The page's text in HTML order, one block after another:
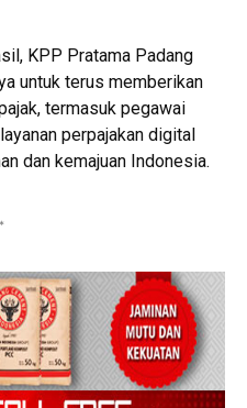
KPP Pratama Padang
untuk terus memberikan
termasuk pegawai
perpajakan digital
dan kemajuan Indonesia.
*